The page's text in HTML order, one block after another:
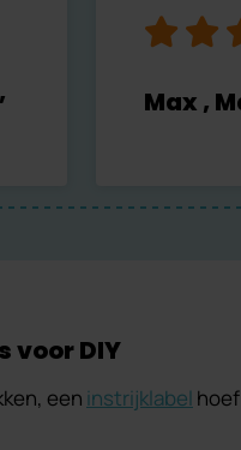
Max ,
voor DIY
een instrijklabel